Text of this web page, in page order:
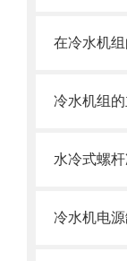
冷水机组
冷水机电